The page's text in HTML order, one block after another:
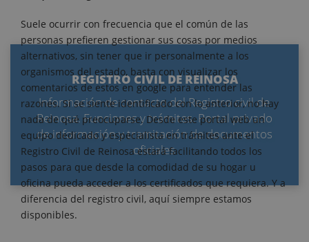
REGISTRO CIVIL DE REINOSA
Información de contacto del Registro civil de
Reinosa. Funciones y trámites. Portal privado
de información y tramitación de documentos
oficiales
Suele ocurrir con frecuencia que el común de las
personas prefieren gestionar sus cosas por medios
alternativos, sin tener que ir personalmente a los
organismos del estado, basta con visualizar los
comentarios de estos en google para entender las
razones. Si se siente identificado con lo anterior, no hay
nada de qué preocuparse. Desde este portal web un
equipo dedicado y especialista en trámites ante el
Registro Civil de Reinosa estará facilitando todos los
pasos para que desde la comodidad de su hogar u
oficina pueda acceder a los certificados que requiera. Y a
diferencia del registro civil, aquí siempre estamos
disponibles.